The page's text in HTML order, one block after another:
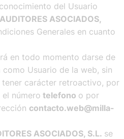
del Usuario
ASOCIADOS,
Generales en cuanto
en todo momento darse de
Usuario de la web, sin
carácter retroactivo, por
número telefono o por
contacto.web@milla-
ASOCIADOS, S.L. se